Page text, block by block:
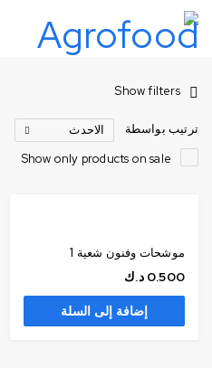
Show filters
ترتيب بواسطة
الاحدث
Show only products on sale
موشحات وفنون شعية 1
0.500 د.ك
إضافة إلى السلة